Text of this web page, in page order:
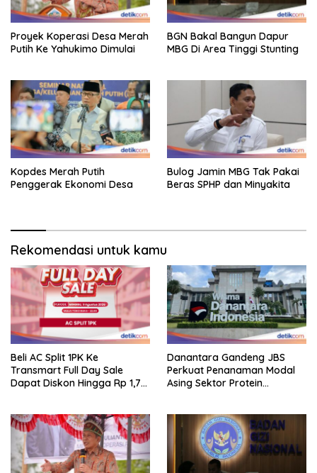
Proyek Koperasi Desa Merah
Putih Ke Yahukimo Dimulai
BGN Bakal Bangun Dapur
MBG Di Area Tinggi Stunting
Kopdes Merah Putih
Penggerak Ekonomi Desa
Bulog Jamin MBG Tak Pakai
Beras SPHP dan Minyakita
Rekomendasi untuk kamu
Beli AC Split 1PK Ke
Transmart Full Day Sale
Dapat Diskon Hingga Rp 1,7
Danantara Gandeng JBS
Perkuat Penanaman Modal
Asing Sektor Protein